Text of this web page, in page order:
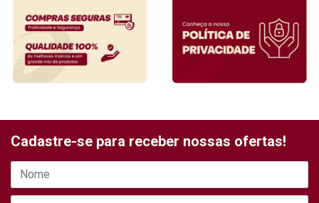
Cadastre-se para receber nossas ofertas!